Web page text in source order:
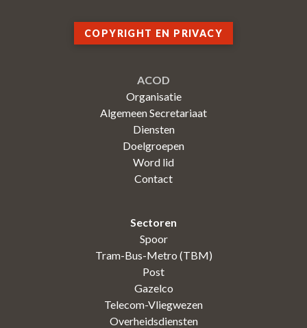
COPYRIGHT EN PRIVACY
ACOD
Organisatie
Algemeen Secretariaat
Diensten
Doelgroepen
Word lid
Contact
Sectoren
Spoor
Tram-Bus-Metro (TBM)
Post
Gazelco
Telecom-Vliegwezen
Overheidsdiensten